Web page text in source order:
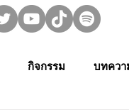
กิจกรรม บทควา